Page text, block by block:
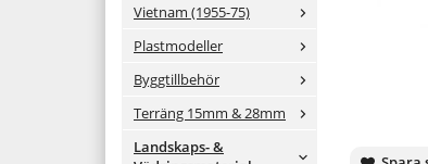
Vietnam (1955-75)
Plastmodeller
Byggtillbehör
Terräng 15mm & 28mm
Landskaps- &